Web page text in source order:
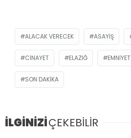
ALACAK VERECEK ASAYIŞ
CINAYET ELAZIĞ EMNIYET
SON DAKIKA
İLGİNİZİÇEKEBİLİR